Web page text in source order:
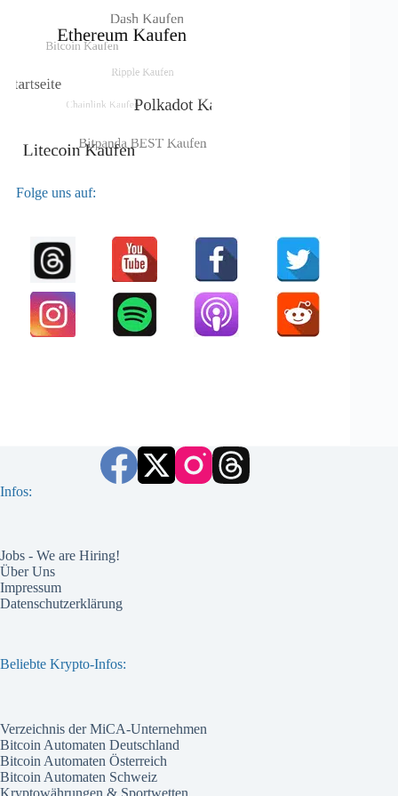
Folge uns auf:
Infos:
Jobs - We are Hiring!
Über Uns
Impressum
Datenschutzerklärung
Beliebte Krypto-Infos:
Verzeichnis der MiCA-Unternehmen
Bitcoin Automaten Deutschland
Bitcoin Automaten Österreich
Bitcoin Automaten Schweiz